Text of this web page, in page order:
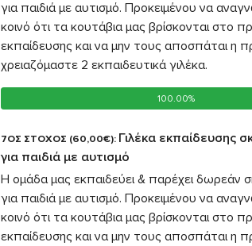
για παιδιά με αυτισμό. Προκειμένου να
κοινό ότι τα κουτάβια μας βρίσκονται στο
εκπαίδευσης και να μην τους αποσπάται η
χρειαζόμαστε 2 εκπαιδευτικά γιλέκα.
100.00%
100.00%
7ΟΣ ΣΤΟΧΟΣ (60,00€): Γιλέκα εκπαίδευσης
για παιδιά με αυτισμό
Η ομάδα μας εκπαιδεύει & παρέχει δωρεάν
για παιδιά με αυτισμό. Προκειμένου να
κοινό ότι τα κουτάβια μας βρίσκονται στο
εκπαίδευσης και να μην τους αποσπάται η